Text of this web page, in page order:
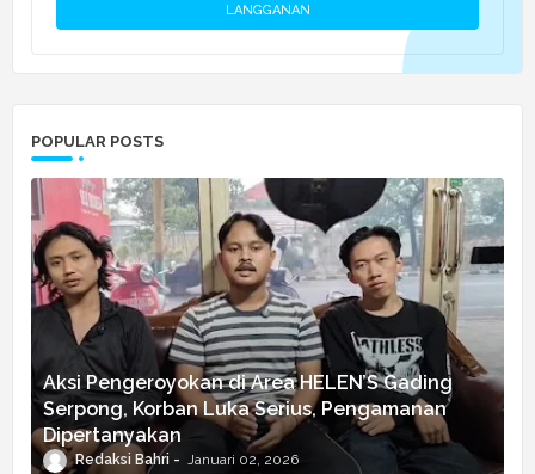
POPULAR POSTS
Aksi Pengeroyokan di Area HELEN’S Gading
Serpong, Korban Luka Serius, Pengamanan
Dipertanyakan
Redaksi Bahri Januari 02, 2026